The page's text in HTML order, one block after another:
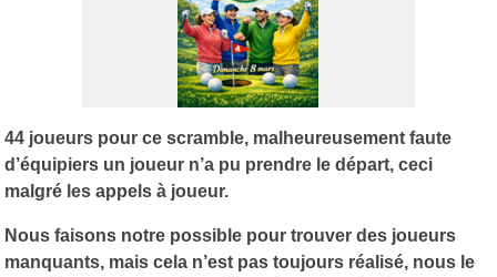
44 joueurs pour ce scramble, malheureusement faute
d’équipiers un joueur n’a pu prendre le départ, ceci
malgré les appels à joueur.
Nous faisons notre possible pour trouver des joueurs
manquants, mais cela n’est pas toujours réalisé, nous le